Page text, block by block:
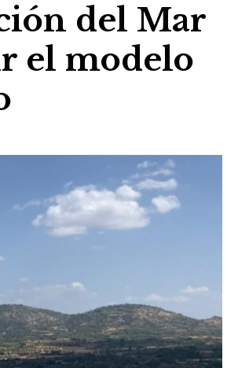
del Mar
el modelo